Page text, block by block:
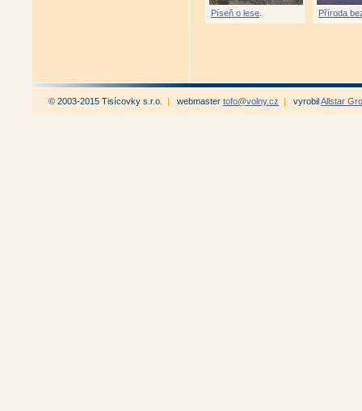
Píseň o lese Příroda
© 2003-2015 Tisícovky s.r.o. | webmaster tofo@volny.cz | vyrobilAllstar